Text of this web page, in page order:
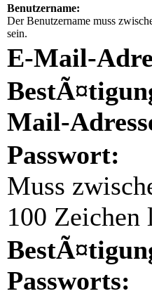
Benutzername:
Der Benutzername muss
sein.
E-Mail-
Mail-
Passwort:
Muss
100 Zeichen
Passworts: